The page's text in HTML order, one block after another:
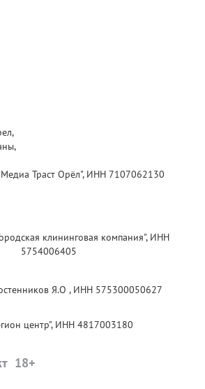
Траст Орёл", ИНН 7107062130
клининговая компания", ИНН
5754006405
Я.О , ИНН 575300050627
центр", ИНН 4817003180